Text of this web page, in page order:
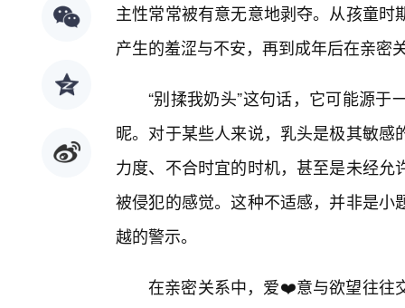
主性常常被有意无意地剥夺。从孩童
产生的羞涩与不安，再到成年后在亲密
“别揉我奶头”这句话，它可能源
昵。对于某些人来说，乳头是极其敏
力度、不合时宜的时机，甚至是未经
被侵犯的感觉。这种不适感，并非是
越的警示。
在亲密关系中，爱❤️意与欲望往往